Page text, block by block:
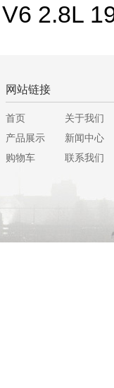
2.8L
网站链接
首页
关于我们
产品展示
新闻中心
购物车
联系我们